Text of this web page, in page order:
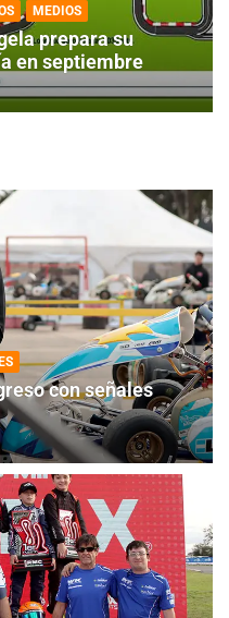
MEDIOS
prepara su
en septiembre
con señales